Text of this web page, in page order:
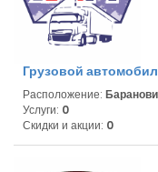
Грузовой
Расположение:
Услуги: 0
Скидки и акции: 0